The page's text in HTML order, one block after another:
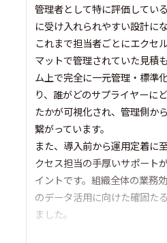
管理者として特に評価してい
に受け入れられやすい設計に
これまで担当者ごとにエクセ
マットで管理されていた見積
ム上で完全に一元管理・標準
り、誰がどのサプライヤーに
たかが可視化され、管理側か
繋がっています。
また、導入前から運用定着に
クセス担当の手厚いサポート
イントです。組織全体の業務
のデータ活用に向けた確固た
ました。